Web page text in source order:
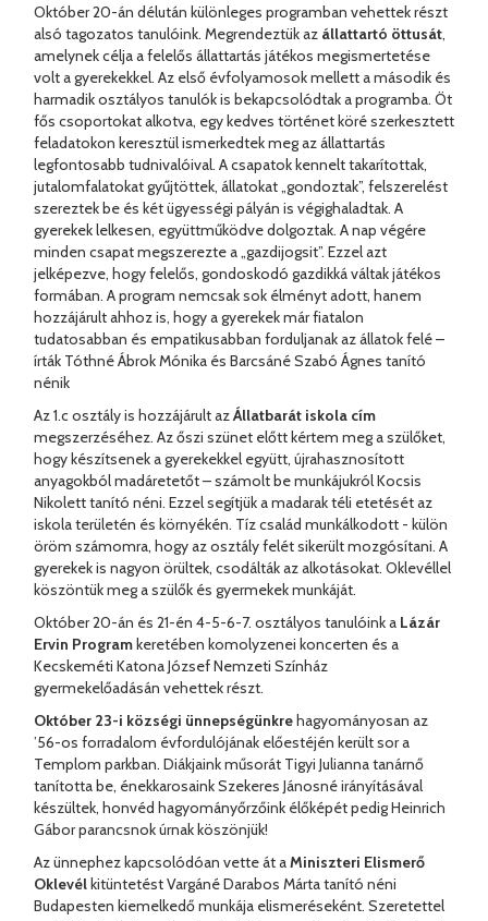
Október 20-án délután különleges programban vehettek részt
alsó tagozatos tanulóink. Megrendeztük az állattartó öttusát,
amelynek célja a felelős állattartás játékos megismertetése
volt a gyerekekkel. Az első évfolyamosok mellett a második és
harmadik osztályos tanulók is bekapcsolódtak a programba. Öt
fős csoportokat alkotva, egy kedves történet köré szerkesztett
feladatokon keresztül ismerkedtek meg az állattartás
legfontosabb tudnivalóival. A csapatok kennelt takarítottak,
jutalomfalatokat gyűjtöttek, állatokat „gondoztak”, felszerelést
szereztek be és két ügyességi pályán is végighaladtak. A
gyerekek lelkesen, együttműködve dolgoztak. A nap végére
minden csapat megszerezte a „gazdijogsit”. Ezzel azt
jelképezve, hogy felelős, gondoskodó gazdikká váltak játékos
formában. A program nemcsak sok élményt adott, hanem
hozzájárult ahhoz is, hogy a gyerekek már fiatalon
tudatosabban és empatikusabban forduljanak az állatok felé –
írták Tóthné Ábrok Mónika és Barcsáné Szabó Ágnes tanító
nénik
Az 1.c osztály is hozzájárult azÁllatbarát iskola cím
megszerzéséhez. Az őszi szünet előtt kértem meg a szülőket,
hogy készítsenek a gyerekekkel együtt, újrahasznosított
anyagokból madáretetőt – számolt be munkájukról Kocsis
Nikolett tanító néni. Ezzel segítjük a madarak téli etetését az
iskola területén és környékén. Tíz család munkálkodott - külön
öröm számomra, hogy az osztály felét sikerült mozgósítani. A
gyerekek is nagyon örültek, csodálták az alkotásokat. Oklevéllel
köszöntük meg a szülők és gyermekek munkáját.
Október 20-án és 21-én 4-5-6-7. osztályos tanulóink a Lázár
Ervin Programkeretében komolyzenei koncerten és a
Kecskeméti Katona József Nemzeti Színház
gyermekelőadásán vehettek részt.
Október 23-i községi ünnepségünkrehagyományosan az
’56-os forradalom évfordulójának előestéjén került sor a
Templom parkban. Diákjaink műsorát Tigyi Julianna tanárnő
tanította be, énekkarosaink Szekeres Jánosné irányításával
készültek, honvéd hagyományőrzőink élőképét pedig Heinrich
Gábor parancsnok úrnak köszönjük!
Az ünnephez kapcsolódóan vette át aMiniszteri Elismerő
Oklevélkitüntetést Vargáné Darabos Márta tanító néni
Budapesten kiemelkedő munkája elismeréseként. Szeretettel